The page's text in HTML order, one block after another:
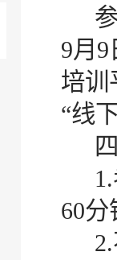
9月
培训
“线
60